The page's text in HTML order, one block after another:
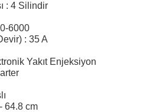
: 4 Silindir
6000
: 35 A
Yakıt Enjeksiyon
64.8 cm